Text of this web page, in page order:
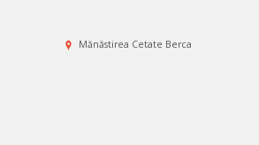
Mănăstirea Cetate Berca